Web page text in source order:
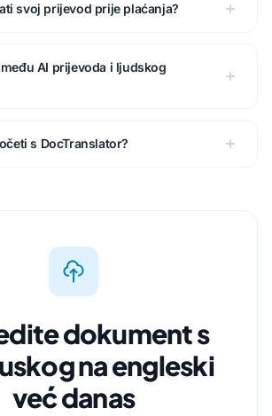
svoj prijevod prije plaćanja?
AI prijevoda i ljudskog
s DocTranslator?
dokument s
na engleski
već danas